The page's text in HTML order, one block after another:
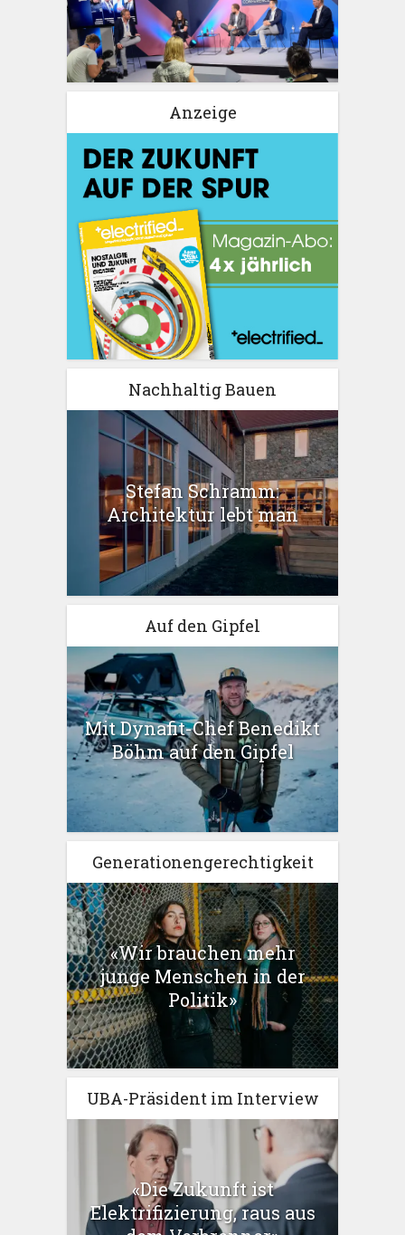
Anzeige
Nachhaltig Bauen
Stefan Schramm:
Architektur lebt man
Auf den Gipfel
Mit Dynafit-Chef Benedikt
Böhm auf den Gipfel
Generationengerechtigkeit
«Wir brauchen mehr
junge Menschen in der
Politik»
UBA-Präsident im Interview
«Die Zukunft ist
Elektrifizierung, raus aus